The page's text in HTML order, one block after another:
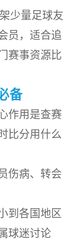
少量足球友
员，适合追
赛事资源比
备
作用是查赛
比分用什么
伤病、转会
到各国地区
球迷讨论